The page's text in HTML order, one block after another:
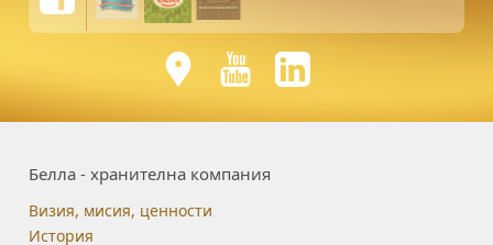
Белла - хранителна компания
Визия, мисия, ценности
История